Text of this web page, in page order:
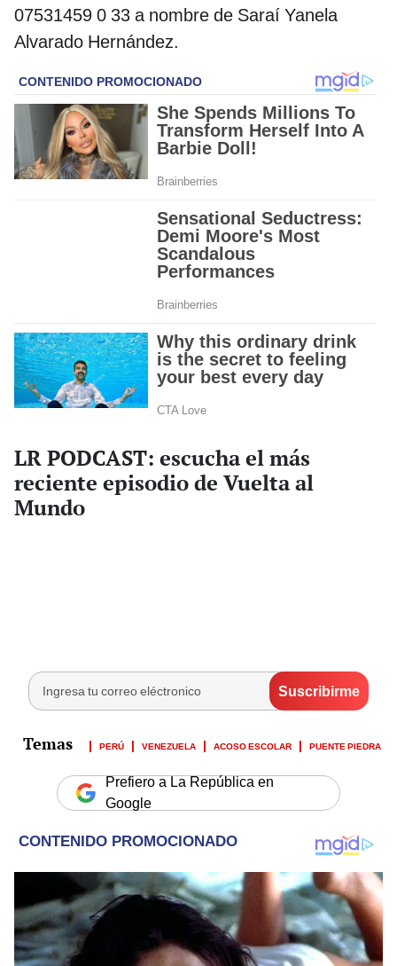
07531459 0 33 a nombre de Saraí Yanela
Alvarado Hernández.
LR PODCAST: escucha el más
reciente episodio de Vuelta al
Mundo
PERÚ VENEZUELA ACOSO ESCOLAR PUENTE PIEDRA
Prefiero a La República en
Google